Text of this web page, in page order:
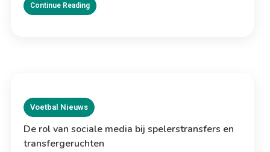
Continue Reading
Voetbal Nieuws
De rol van sociale media bij spelerstransfers en
transfergeruchten